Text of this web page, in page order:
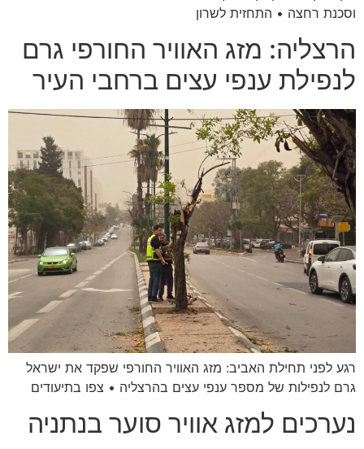
וסכנת רחצה • התחזית לשרון
הרצליה: מזג האוויר החורפי גרם
לנפילת ענפי עצים ברחבי העיר
רגע לפני תחילת האביב: מזג האוויר החורפי שפקד את ישראל
גרם לנפילות של מספר ענפי עצים בהרצליה • צפו בתיעודים
נערכים למזג אוויר סוער בנתניה